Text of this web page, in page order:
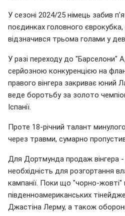
У сезоні 2024/25 німець забив
поєдинках головного
відзначився трьома голами у
У разі переходу до "Барселони"
серйозною конкуренцією на
правого вінгера закриває юний
веде боротьбу за золото
Іспанії.
Проте 18-річний талант
через травми, сумарно
Для Дортмунда продаж вінгера -
необхідність для розгортання
кампанії. Поки що "чорно-жовті"
південноамериканських
Джастіна Лерму, а також